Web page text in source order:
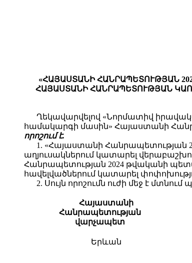
«ՀԱՅԱՍՏԱՆԻ ՀԱՆՐԱՊԵՏՈՒԹՅԱՆ
ՀԱՅԱՍՏԱՆԻ ՀԱՆՐԱՊԵՏՈՒԹՅԱՆ
Ղեկավարվելով «Նորմատիվ
համակարգի մասին» Հայաստանի
որոշում է.
1. «Հայաստանի Հանրապետության
աղյուսակներում կատարել
Հանրապետության 2024 թվականի
հավելվածներում կատարել
2. Սույն որոշումն ուժի մեջ է
Հայաստանի
Հանրապետության
վարչապետ
Երևան